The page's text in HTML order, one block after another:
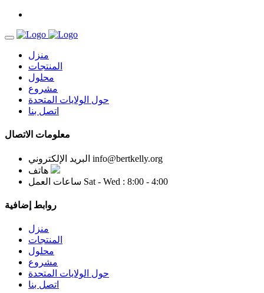
منزل
المنتجات
محلول
مشروع
حول الولايات المتحدة
اتصل بنا
معلومات الاتصال
البريد الإلكتروني info@bertkelly.org
هاتف
ساعات العمل Sat - Wed : 8:00 - 4:00
روابط إضافية
منزل
المنتجات
محلول
مشروع
حول الولايات المتحدة
اتصل بنا